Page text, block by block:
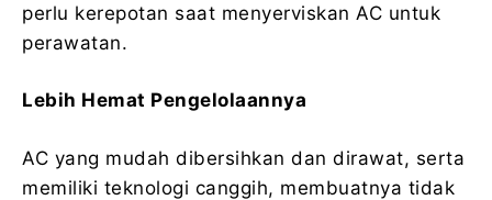
perlu kerepotan saat menyerviskan AC untuk
perawatan.
Lebih Hemat Pengelolaannya
AC yang mudah dibersihkan dan dirawat, serta
memiliki teknologi canggih, membuatnya tidak